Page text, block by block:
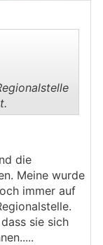
die
Meine wurde
immer auf
sie sich